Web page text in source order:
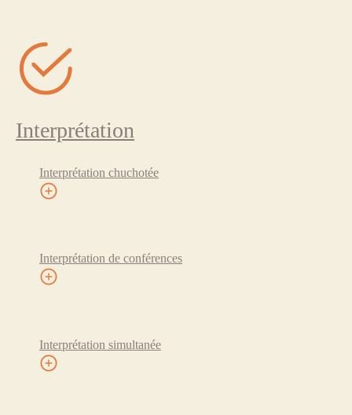
Interprétation
Interprétation chuchotée
Interprétation de conférences
Interprétation simultanée